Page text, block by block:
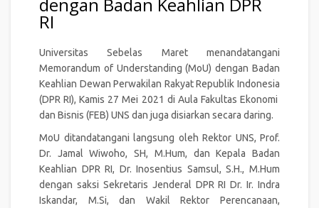
dengan Badan Keahlian DPR
RI
Universitas Sebelas Maret menandatangani
Memorandum of Understanding (MoU) dengan Badan
Keahlian Dewan Perwakilan Rakyat Republik Indonesia
(DPR RI), Kamis 27 Mei 2021 di Aula Fakultas Ekonomi
dan Bisnis (FEB) UNS dan juga disiarkan secara daring.
MoU ditandatangani langsung oleh Rektor UNS, Prof.
Dr. Jamal Wiwoho, SH, M.Hum, dan Kepala Badan
Keahlian DPR RI, Dr. Inosentius Samsul, S.H., M.Hum
dengan saksi Sekretaris Jenderal DPR RI Dr. Ir. Indra
Iskandar, M.Si, dan Wakil Rektor Perencanaan,